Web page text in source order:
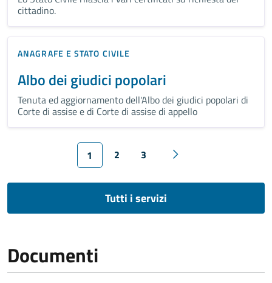
cittadino.
ANAGRAFE E STATO CIVILE
Albo dei giudici popolari
Tenuta ed aggiornamento dell'Albo dei giudici popolari di
Corte di assise e di Corte di assise di appello
1 2 3
Tutti i servizi
Documenti